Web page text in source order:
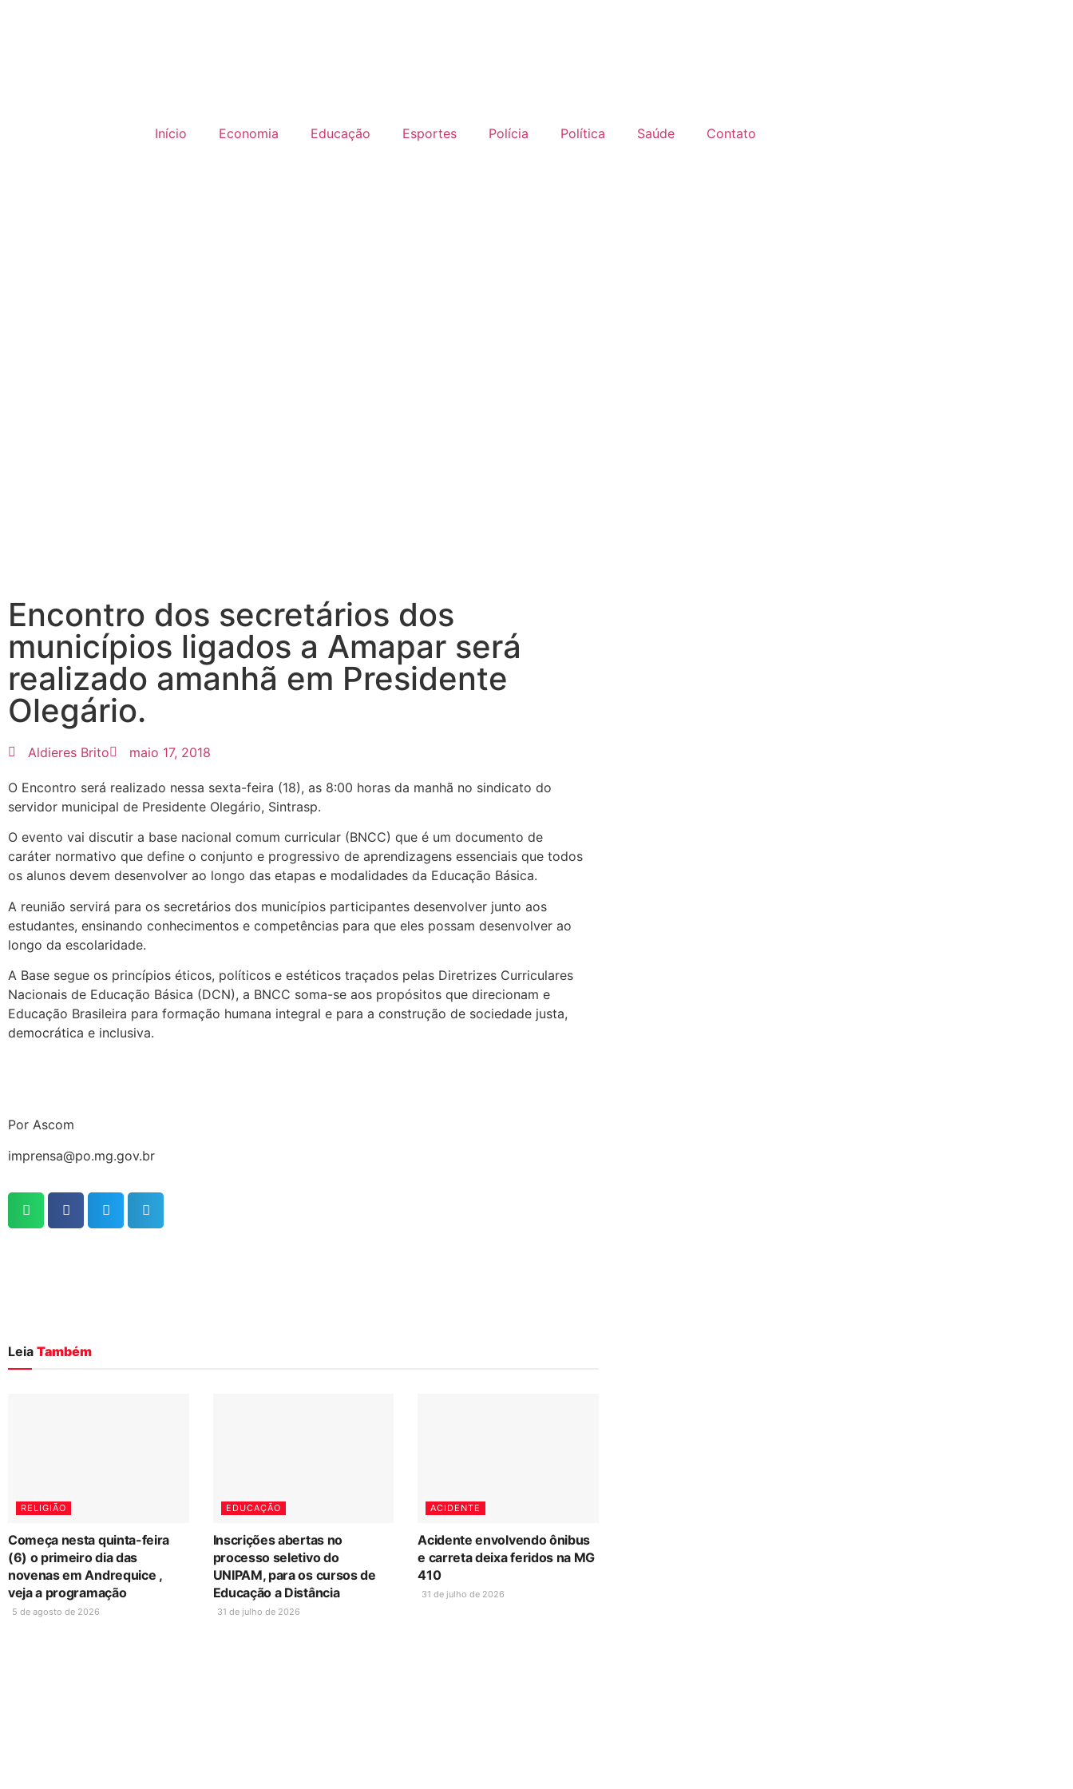
Início Economia Educação Esportes Polícia Política Saúde Contato
Encontro dos secretários dos
municípios ligados a Amapar será
realizado amanhã em Presidente
Olegário.
Aldieres Brito maio 17, 2018
O Encontro será realizado nessa sexta-feira (18), as 8:00 horas da manhã no sindicato do
servidor municipal de Presidente Olegário, Sintrasp.
O evento vai discutir a base nacional comum curricular (BNCC) que é um documento de
caráter normativo que define o conjunto e progressivo de aprendizagens essenciais que todos
os alunos devem desenvolver ao longo das etapas e modalidades da Educação Básica.
A reunião servirá para os secretários dos municípios participantes desenvolver junto aos
estudantes, ensinando conhecimentos e competências para que eles possam desenvolver ao
longo da escolaridade.
A Base segue os princípios éticos, políticos e estéticos traçados pelas Diretrizes Curriculares
Nacionais de Educação Básica (DCN), a BNCC soma-se aos propósitos que direcionam e
Educação Brasileira para formação humana integral e para a construção de sociedade justa,
democrática e inclusiva.
Por Ascom
imprensa@po.mg.gov.br
Leia Também
RELIGIÃO
Começa nesta quinta-feira
(6) o primeiro dia das
novenas em Andrequice ,
veja a programação
5 de agosto de 2026
EDUCAÇÃO
Inscrições abertas no
processo seletivo do
UNIPAM, para os cursos de
Educação a Distância
31 de julho de 2026
ACIDENTE
Acidente envolvendo ônibus
e carreta deixa feridos na MG
410
31 de julho de 2026